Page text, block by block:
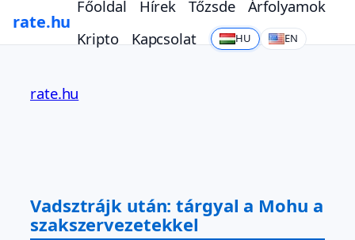
rate.hu
Főoldal Hírek Tőzsde
Árfolyamok
Kripto
Kapcsolat HU EN
tartalomhoz
rate.hu
Vadsztrájk után: tárgyal a Mohu a
szakszervezetekkel